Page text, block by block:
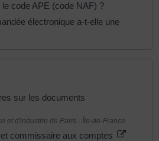
code APE (code NAF) ?
électronique a-t-elle une
sur les documents
et d'industrie de Paris - Île-de-France
commissaire aux comptes